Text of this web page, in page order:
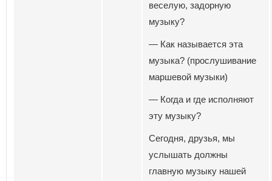
веселую, задорную
музыку?
— Как называется эта
музыка? (прослушивание
маршевой музыки)
— Когда и где исполняют
эту музыку?
Сегодня, друзья, мы
услышать должны
главную музыку нашей